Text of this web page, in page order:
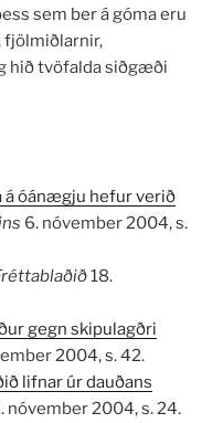
sem ber á góma eru
fjölmiðlarnir,
hið tvöfalda siðgæði
á óánægju hefur verið
6. nóvember 2004, s.
18.
gegn skipulagðri
2004, s. 42.
lifnar úr dauðans
nóvember 2004, s. 24.